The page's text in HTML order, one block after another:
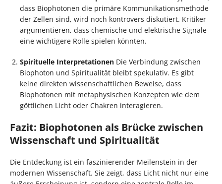
dass Biophotonen die primäre Kommunikationsmethode
der Zellen sind, wird noch kontrovers diskutiert. Kritiker
argumentieren, dass chemische und elektrische Signale
eine wichtigere Rolle spielen könnten.
Spirituelle Interpretationen Die Verbindung zwischen
Biophoton und Spiritualität bleibt spekulativ. Es gibt
keine direkten wissenschaftlichen Beweise, dass
Biophotonen mit metaphysischen Konzepten wie dem
göttlichen Licht oder Chakren interagieren.
Fazit: Biophotonen als Brücke zwischen
Wissenschaft und Spiritualität
Die Entdeckung ist ein faszinierender Meilenstein in der
modernen Wissenschaft. Sie zeigt, dass Licht nicht nur eine